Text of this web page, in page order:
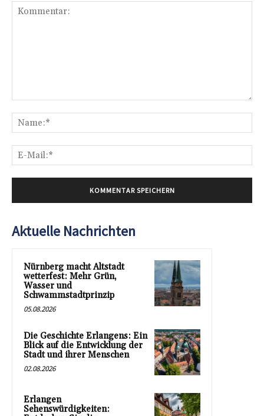
Aktuelle Nachrichten
Nürnberg macht Altstadt
wetterfest: Mehr Grün,
Wasser und
Schwammstadtprinzip
05.08.2026
Die Geschichte Erlangens: Ein
Blick auf die Entwicklung der
Stadt und ihrer Menschen
02.08.2026
Erlangen
Sehenswürdigkeiten: